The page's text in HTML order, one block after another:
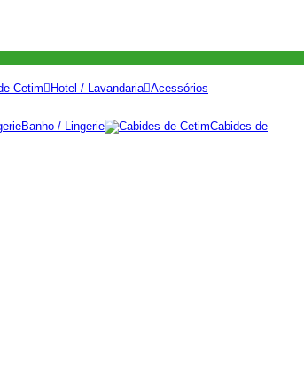
Cetim Hotel / Lavandaria Acessórios
Banho / Lingerie
Cabides de